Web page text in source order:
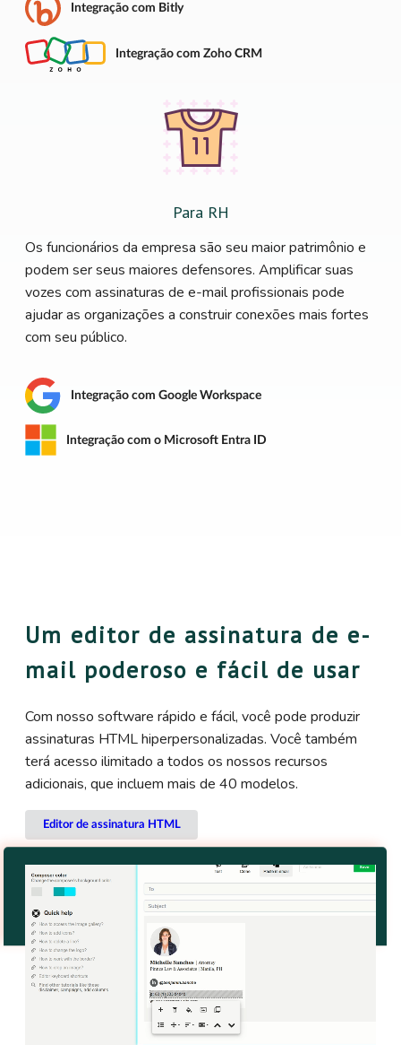
Integração com Bitly
Integração com Zoho CRM
Para RH
Os funcionários da empresa são seu maior patrimônio e
podem ser seus maiores defensores. Amplificar suas
vozes com assinaturas de e-mail profissionais pode
ajudar as organizações a construir conexões mais fortes
com seu público.
Integração com Google Workspace
Integração com o Microsoft Entra ID
Um editor de assinatura de e-
mail poderoso e fácil de usar
Com nosso software rápido e fácil, você pode produzir
assinaturas HTML hiperpersonalizadas. Você também
terá acesso ilimitado a todos os nossos recursos
adicionais, que incluem mais de 40 modelos.
Editor de assinatura HTML